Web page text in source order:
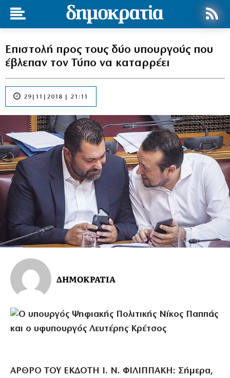
Επιστολή προς τους δύο υπουργούς που
έβλεπαν τον Τύπο να καταρρέει
29|11|2018 | 21:11
ΔΗΜΟΚΡΑΤΙΑ
ΑΡΘΡΟ ΤΟΥ ΕΚΔΟΤΗ Ι. Ν. ΦΙΛΙΠΠΑΚΗ: Σήμερα,